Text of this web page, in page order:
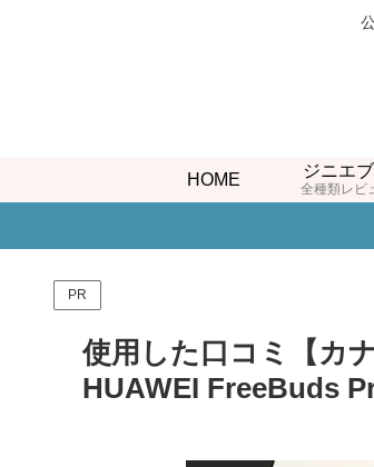
HOME
ジニエ
全種類レビ
PR
使用した口コミ【カ
HUAWEI FreeBuds